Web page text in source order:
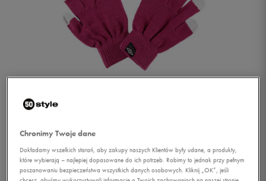
UMBRO REKAWICZKI
Chronimy Twoje dane
Dokładamy wszelkich starań, aby zakupy naszych Klientów były udane, a produkty,
które wybierają – najlepiej dopasowane do ich potrzeb. Robimy to jednak przy pełnym
poszanowaniu bezpieczeństwa wszystkich danych osobowych. Kliknij „OK”, jeśli